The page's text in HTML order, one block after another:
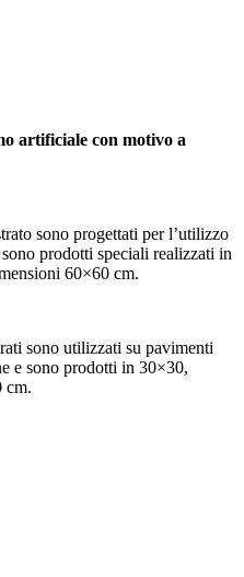
artificiale con motivo a
sono progettati per l’utilizzo
prodotti speciali realizzati in
60×60 cm.
sono utilizzati su pavimenti
e sono prodotti in 30×30,
cm.